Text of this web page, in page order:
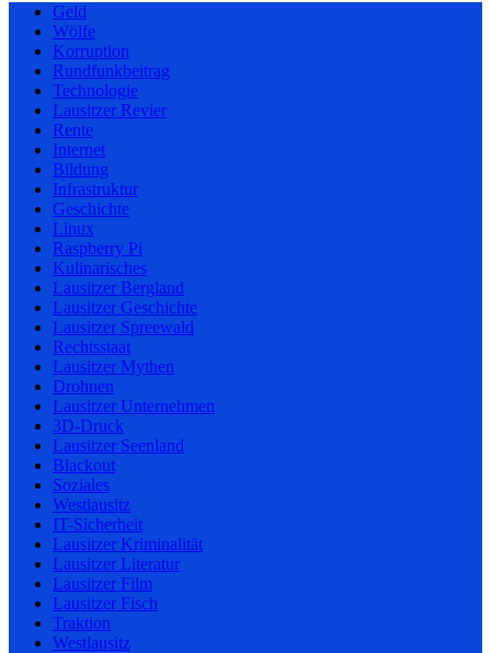
Geld
Wölfe
Korruption
Rundfunkbeitrag
Technologie
Lausitzer Revier
Rente
Internet
Bildung
Infrastruktur
Geschichte
Linux
Raspberry Pi
Kulinarisches
Lausitzer Bergland
Lausitzer Geschichte
Lausitzer Spreewald
Rechtsstaat
Lausitzer Mythen
Drohnen
Lausitzer Unternehmen
3D-Druck
Lausitzer Seenland
Blackout
Soziales
Westlausitz
IT-Sicherheit
Lausitzer Kriminalität
Lausitzer Literatur
Lausitzer Film
Lausitzer Fisch
Traktion
Westlausitz